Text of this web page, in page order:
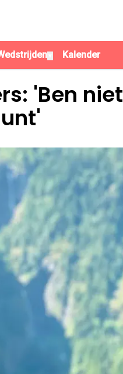
Kalender
'Ben niet